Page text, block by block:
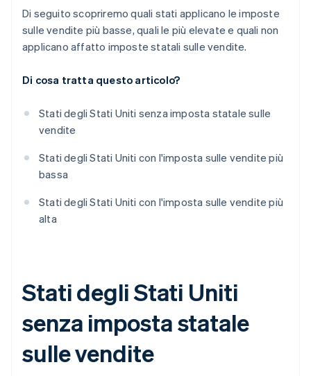
Di seguito scopriremo quali stati applicano le imposte
sulle vendite più basse, quali le più elevate e quali non
applicano affatto imposte statali sulle vendite.
Di cosa tratta questo articolo?
Stati degli Stati Uniti senza imposta statale sulle
vendite
Stati degli Stati Uniti con l'imposta sulle vendite più
bassa
Stati degli Stati Uniti con l'imposta sulle vendite più
alta
Stati degli Stati Uniti
senza imposta statale
sulle vendite